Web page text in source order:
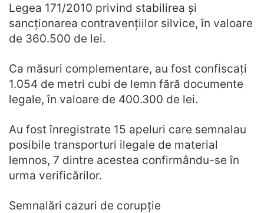
Legea 171/2010 privind stabilirea și
sancționarea contravențiilor silvice, în valoare
de 360.500 de lei.
Ca măsuri complementare, au fost confiscați
1.054 de metri cubi de lemn fără documente
legale, în valoare de 400.300 de lei.
Au fost înregistrate 15 apeluri care semnalau
posibile transporturi ilegale de material
lemnos, 7 dintre acestea confirmându-se în
urma verificărilor.
Semnalări cazuri de corupţie